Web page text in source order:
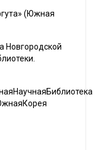
(Южная
Новгородской